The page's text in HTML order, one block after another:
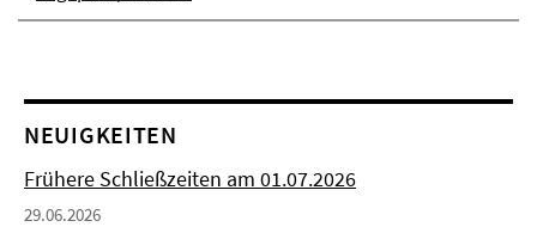
NEUIGKEITEN
Frühere Schließzeiten am 01.07.2026
29.06.2026